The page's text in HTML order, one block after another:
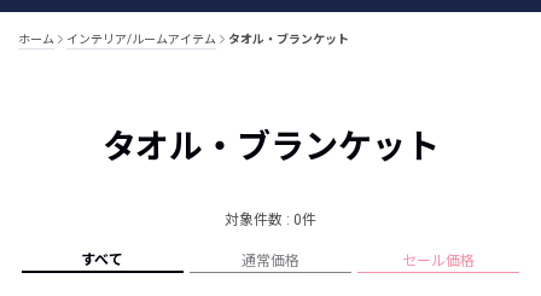
ホーム インテリア/ルームアイテム タオル・ブランケット
タオル・ブランケット
対象件数 : 0件
すべて 通常価格 セール価格